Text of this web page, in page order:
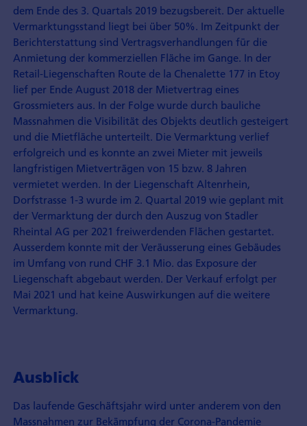
dem Ende des 3. Quartals 2019 bezugsbereit. Der aktuelle
Vermarktungsstand liegt bei über 50%. Im Zeitpunkt der
Berichterstattung sind Vertragsverhandlungen für die
Anmietung der kommerziellen Fläche im Gange. In der
Retail-Liegenschaften Route de la Chenalette 177 in Etoy
lief per Ende August 2018 der Mietvertrag eines
Grossmieters aus. In der Folge wurde durch bauliche
Massnahmen die Visibilität des Objekts deutlich gesteigert
und die Mietfläche unterteilt. Die Vermarktung verlief
erfolgreich und es konnte an zwei Mieter mit jeweils
langfristigen Mietverträgen von 15 bzw. 8 Jahren
vermietet werden. In der Liegenschaft Altenrhein,
Dorfstrasse 1-3 wurde im 2. Quartal 2019 wie geplant mit
der Vermarktung der durch den Auszug von Stadler
Rheintal AG per 2021 freiwerdenden Flächen gestartet.
Ausserdem konnte mit der Veräusserung eines Gebäudes
im Umfang von rund CHF 3.1 Mio. das Exposure der
Liegenschaft abgebaut werden. Der Verkauf erfolgt per
Mai 2021 und hat keine Auswirkungen auf die weitere
Vermarktung.
Ausblick
Das laufende Geschäftsjahr wird unter anderem von den
Massnahmen zur Bekämpfung der Corona-Pandemie